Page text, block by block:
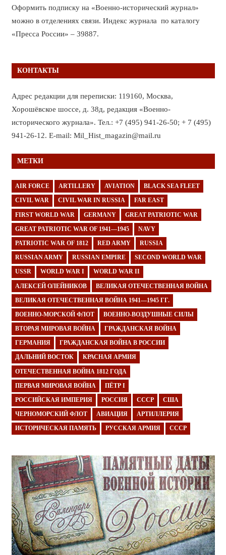
Оформить подписку на «Военно-исторический журнал»
можно в отделениях связи. Индекс журнала по каталогу
«Пресса России» – 39887.
КОНТАКТЫ
Адрес редакции для переписки: 119160, Москва,
Хорошёвское шоссе, д. 38д, редакция «Военно-
исторического журнала». Тел.: +7 (495) 941-26-50; + 7 (495)
941-26-12. E-mail: Mil_Hist_magazin@mail.ru
МЕТКИ
AIR FORCE ARTILLERY AVIATION BLACK SEA FLEET
CIVIL WAR CIVIL WAR IN RUSSIA FAR EAST
FIRST WORLD WAR GERMANY GREAT PATRIOTIC WAR
GREAT PATRIOTIC WAR OF 1941—1945 NAVY
PATRIOTIC WAR OF 1812 RED ARMY RUSSIA
RUSSIAN ARMY RUSSIAN EMPIRE SECOND WORLD WAR
USSR WORLD WAR I WORLD WAR II
АЛЕКСЕЙ ОЛЕЙНИКОВ ВЕЛИКАЯ ОТЕЧЕСТВЕННАЯ ВОЙНА
ВЕЛИКАЯ ОТЕЧЕСТВЕННАЯ ВОЙНА 1941—1945 ГГ.
ВОЕННО-МОРСКОЙ ФЛОТ ВОЕННО-ВОЗДУШНЫЕ СИЛЫ
ВТОРАЯ МИРОВАЯ ВОЙНА ГРАЖДАНСКАЯ ВОЙНА
ГЕРМАНИЯ ГРАЖДАНСКАЯ ВОЙНА В РОССИИ
ДАЛЬНИЙ ВОСТОК КРАСНАЯ АРМИЯ
ОТЕЧЕСТВЕННАЯ ВОЙНА 1812 ГОДА
ПЕРВАЯ МИРОВАЯ ВОЙНА ПЁТР I
РОССИЙСКАЯ ИМПЕРИЯ РОССИЯ СССР США
ЧЕРНОМОРСКИЙ ФЛОТ АВИАЦИЯ АРТИЛЛЕРИЯ
ИСТОРИЧЕСКАЯ ПАМЯТЬ РУССКАЯ АРМИЯ СССР